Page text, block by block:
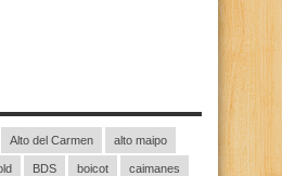
Alto del Carmen alto maipo
BDS boicot caimanes